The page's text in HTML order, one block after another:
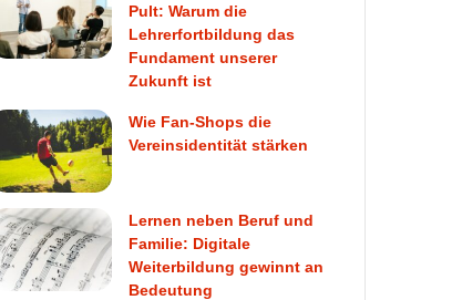
Pult: Warum die
Lehrerfortbildung das
Fundament unserer
Zukunft ist
Wie Fan-Shops die
Vereinsidentität stärken
Lernen neben Beruf und
Familie: Digitale
Weiterbildung gewinnt an
Bedeutung